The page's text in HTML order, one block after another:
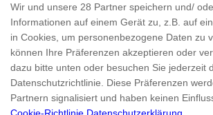
Wir und unsere 28 Partner speichern und/
Informationen auf einem Gerät zu, z.B. auf
in Cookies, um personenbezogene Daten zu
können Ihre Präferenzen akzeptieren oder
dazu bitte unten oder besuchen Sie jederzeit
Datenschutzrichtlinie. Diese Präferenzen
Partnern signalisiert und haben keinen